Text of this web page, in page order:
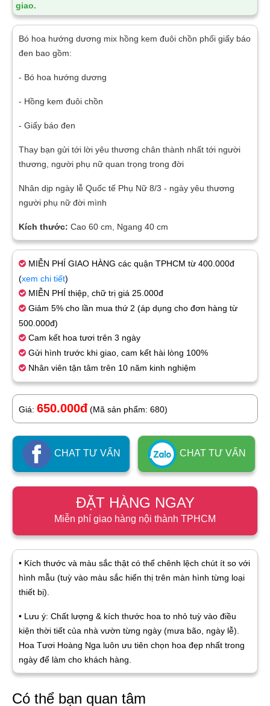
giao.
Bó hoa hướng dương mix hồng kem đuôi chồn phối giấy báo
đen bao gồm:
- Bó hoa hướng dương
- Hồng kem đuôi chồn
- Giấy báo đen
Thay bạn gửi tới lời yêu thương chân thành nhất tới người
thương, người phụ nữ quan trọng trong đời
Nhân dịp ngày lễ Quốc tế Phụ Nữ 8/3 - ngày yêu thương
người phụ nữ đời mình
Kích thước: Cao 60 cm, Ngang 40 cm
MIỄN PHÍ GIAO HÀNG các quận TPHCM từ 400.000đ
(xem chi tiết)
MIỄN PHÍ thiệp, chữ trị giá 25.000đ
Giảm 5% cho lần mua thứ 2 (áp dụng cho đơn hàng từ
500.000đ)
Cam kết hoa tươi trên 3 ngày
Gửi hình trước khi giao, cam kết hài lòng 100%
Nhân viên tận tâm trên 10 năm kinh nghiệm
Giá: 650.000đ (Mã sản phẩm: 680)
CHAT TƯ VẤN CHAT TƯ VẤN
ĐẶT HÀNG NGAY
Miễn phí giao hàng nội thành TPHCM
• Kích thước và màu sắc thật có thể chênh lệch chút ít so với
hình mẫu (tuỳ vào màu sắc hiển thị trên màn hình từng loại
thiết bị).
• Lưu ý: Chất lượng & kích thước hoa to nhỏ tuỳ vào điều
kiện thời tiết của nhà vườn từng ngày (mưa bão, ngày lễ).
Hoa Tươi Hoàng Nga luôn ưu tiên chọn hoa đẹp nhất trong
ngày để làm cho khách hàng.
Có thể bạn quan tâm